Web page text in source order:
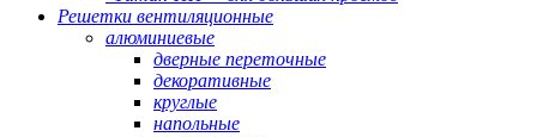
Решетки вентиляционные
алюминиевые
дверные переточные
декоративные
круглые
напольные